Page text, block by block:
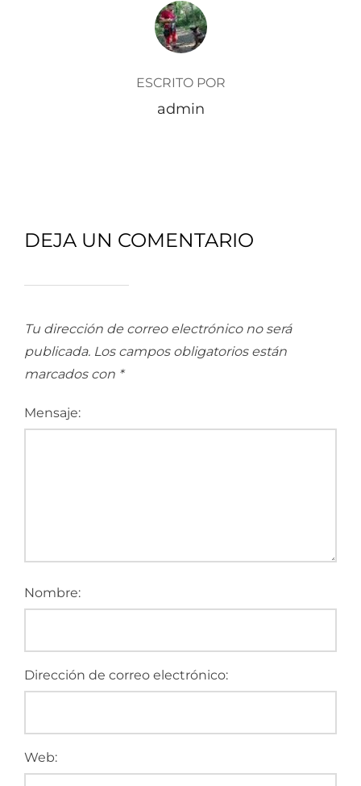
AUTOR DE LA ENTRADA
ESCRITO POR
admin
DEJA UN COMENTARIO
Tu dirección de correo electrónico no será
publicada. Los campos obligatorios están
marcados con *
Mensaje:
Nombre:
Dirección de correo electrónico:
Web: